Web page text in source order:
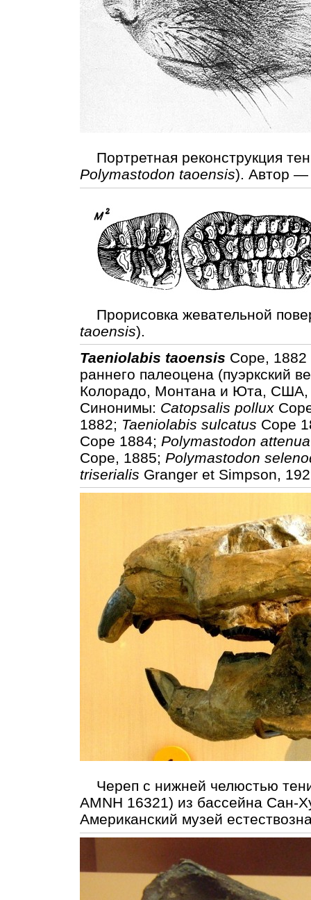
Портретная реконструкция
Polymastodon taoensis). Автор —
Прорисовка жевательной
taoensis).
Taeniolabis taoensis Cope,
раннего палеоцена (пуэркский
Колорадо, Монтана и Юта, США,
Синонимы: Catopsalis pollux
1882; Taeniolabis sulcatus Cope
Cope 1884; Polymastodon
Cope, 1885; Polymastodon
triserialis Granger et Simpson,
Череп с нижней челюстью
AMNH 16321) из бассейна
Американский музей